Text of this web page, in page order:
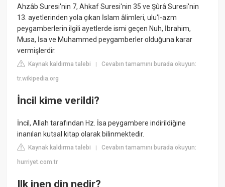
Ahzâb Suresi'nin 7, Ahkaf Suresi'nin 35 ve Şûrâ Suresi'nin
13. ayetlerinden yola çıkan İslam âlimleri, ulu'l-azm
peygamberlerin ilgili ayetlerde ismi geçen Nuh, İbrahim,
Musa, İsa ve Muhammed peygamberler olduğuna karar
vermişlerdir.
Kaynak kaldırma talebi |Cevabın tamamını burada okuyun:
tr.wikipedia.org
İncil kime verildi?
İncil, Allah tarafından Hz. İsa peygambere indirildiğine
inanılan kutsal kitap olarak bilinmektedir.
Kaynak kaldırma talebi |Cevabın tamamını burada okuyun:
hurriyet.com.tr
Ilk inen din nedir?